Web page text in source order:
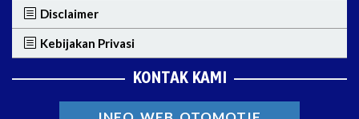
Disclaimer
Kebijakan Privasi
KONTAK KAMI